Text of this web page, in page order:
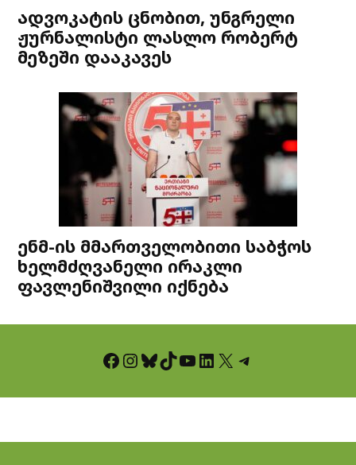
ადვოკატის ცნობით, უნგრელი
ჟურნალისტი ლასლო რობერტ
მეზეში დააკავეს
ენმ-ის მმართველობითი საბჭოს
ხელმძღვანელი ირაკლი
ფავლენიშვილი იქნება
Facebook InstagramBluesky TikTok YouTube LinkedIn X Telegram